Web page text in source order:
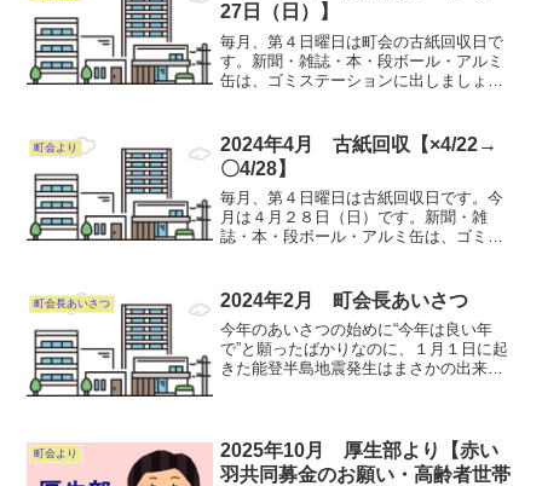
27日（日）】
毎月、第４日曜日は町会の古紙回収日で
す。新聞・雑誌・本・段ボール・アルミ
缶は、ゴミステーションに出しましょ
ずに出し、又吸い殻や他の物（スチ-ル
缶、ペットボトル）は入れな...
町会より
2024年4月 古紙回収【×4/22→
〇4/28】
毎月、第４日曜日は古紙回収日です。今
月は４月２８日（日）です。新聞・雑
誌・本・段ボール・アルミ缶は、ゴミス
せん。アルミ缶はつぶさずに出し、又吸
い殻や他の物（スチ-ル缶、...
町会長あいさつ 2024年2月 町会長あいさつ
今年のあいさつの始めに“今年は良い年
で”と願ったばかりなのに、１月１日に起
きた能登半島地震発生はまさかの出来事
い復旧を祈るばかりです...
町会より
2025年10月 厚生部より【赤い
羽共同募金のお願い・高齢者世帯